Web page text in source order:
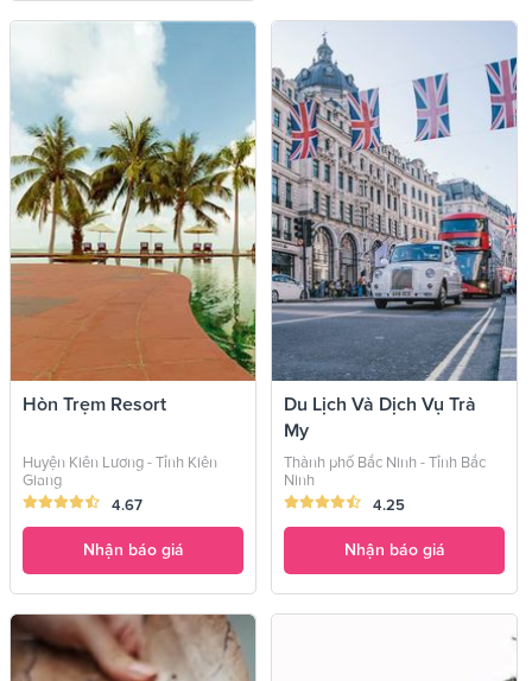
Hòn Trẹm Resort
Huyện Kiên Lương - Tỉnh Kiên
Giang
4.67
Nhận báo giá
Du Lịch Và Dịch Vụ Trà
My
Thành phố Bắc Ninh - Tỉnh Bắc
Ninh
4.25
Nhận báo giá